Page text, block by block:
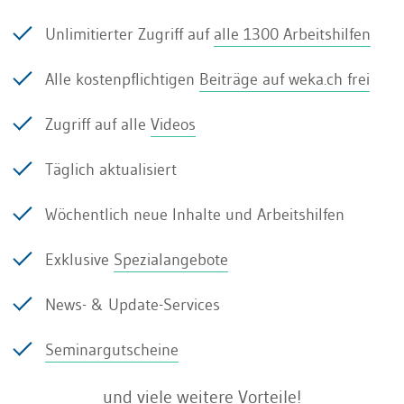
Die fehlende Zeichnungsberechtigung des
obersten Leitungs- und Verwaltungsorgans stellt
ebenfalls einen Organisationsmangel dar.
Fehlender Wohnsitz in der
Schweiz
müssen durch mindestens eine
einzelzeichnungsberechtigte Person vertreten
Unlimitierter Zugriff auf alle 1300 Arbeitshilfen
Alle kostenpflichtigen Beiträge auf weka.ch frei
Zugriff auf alle Videos
Täglich aktualisiert
Wöchentlich neue Inhalte und Arbeitshilfen
Exklusive Spezialangebote
News- & Update-Services
Seminargutscheine
und viele weitere Vorteile!